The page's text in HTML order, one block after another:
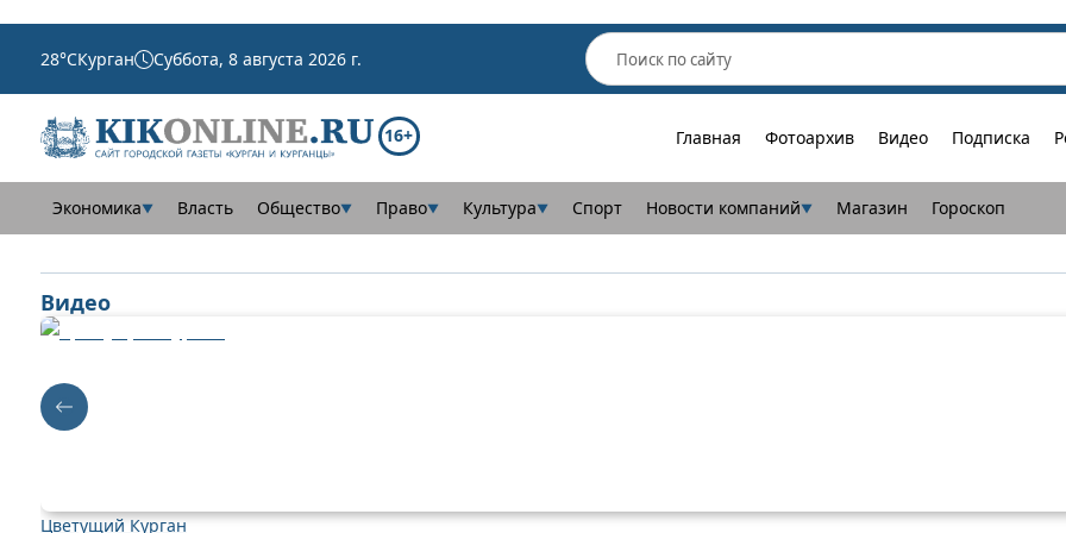
28°CКурган Суббота, 8 августа 2026 г.
16+ Главная Фотоархив Видео Подписка
Экономика▼ Власть Общество▼ Право▼ Культура▼ Спорт Новости компаний▼ Магазин Гороскоп
Видео
Цветущий Курган